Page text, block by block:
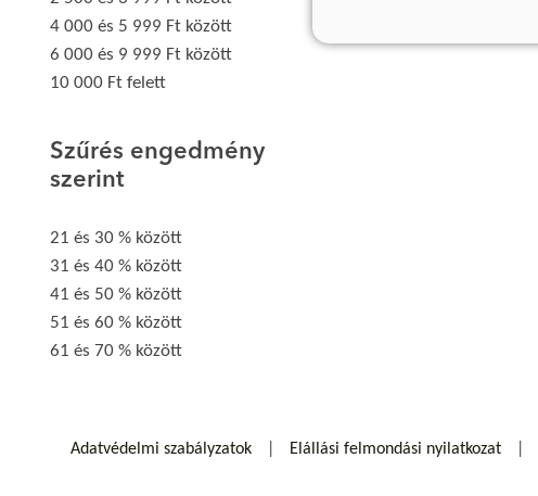
4 000 és 5 999 Ft között
6 000 és 9 999 Ft között
10 000 Ft felett
Szűrés engedmény
szerint
21 és 30 % között
31 és 40 % között
41 és 50 % között
51 és 60 % között
61 és 70 % között
Adatvédelmi szabályzatok Elállási felmondási nyilatkozat